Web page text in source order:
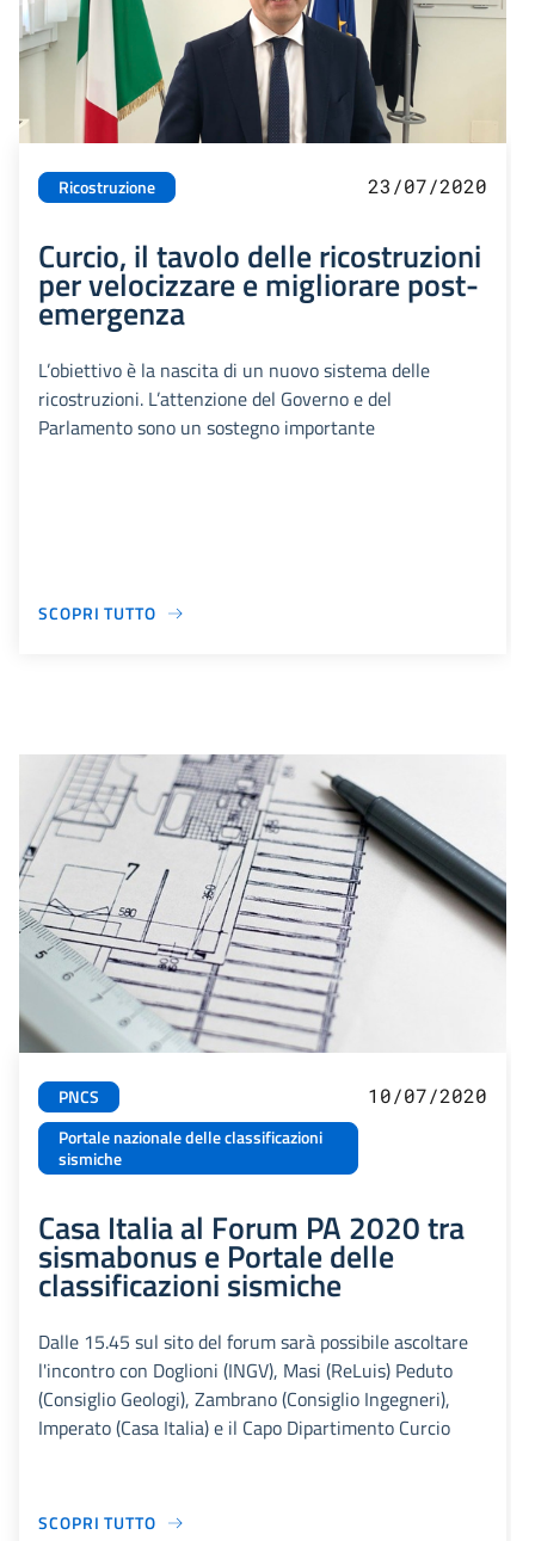
Ricostruzione 23/07/2020
Curcio, il tavolo delle ricostruzioni
per velocizzare e migliorare post-
emergenza
L’obiettivo è la nascita di un nuovo sistema delle
ricostruzioni. L’attenzione del Governo e del
Parlamento sono un sostegno importante
SCOPRI TUTTO
PNCS
Portale nazionale delle classificazioni
sismiche
10/07/2020
Casa Italia al Forum PA 2020 tra
sismabonus e Portale delle
classificazioni sismiche
Dalle 15.45 sul sito del forum sarà possibile ascoltare
l'incontro con Doglioni (INGV), Masi (ReLuis) Peduto
(Consiglio Geologi), Zambrano (Consiglio Ingegneri),
Imperato (Casa Italia) e il Capo Dipartimento Curcio
SCOPRI TUTTO